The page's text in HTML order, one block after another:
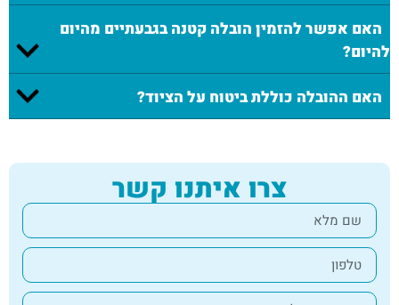
צרו איתנו קשר
האם אפשר להזמין הובלה קטנה בגבעתיים מהיום
להיום?
האם ההובלה כוללת ביטוח על הציוד?